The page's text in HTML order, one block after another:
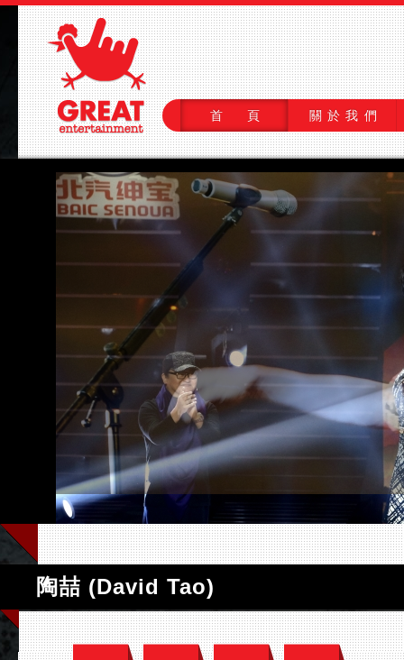
首 頁 關於我們
陶喆 (David Tao)